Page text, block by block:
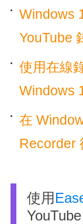
Windows
YouTube
使用在線
Windows
在
Recorder
使用